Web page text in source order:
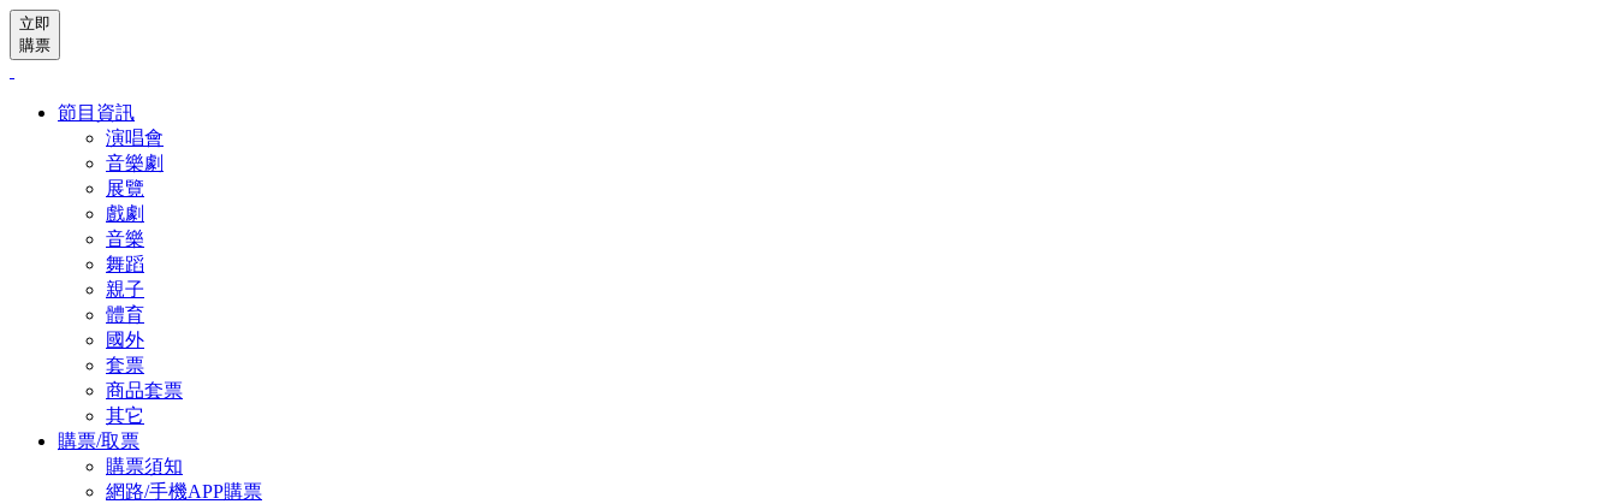
立即
購票
節目資訊
演唱會
音樂劇
展覽
戲劇
音樂
舞蹈
親子
體育
國外
套票
商品套票
其它
購票/取票
購票須知
網路/手機APP購票